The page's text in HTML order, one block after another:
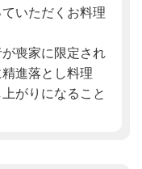
いただくお料理
喪家に限定され
進落とし料理
がりになること